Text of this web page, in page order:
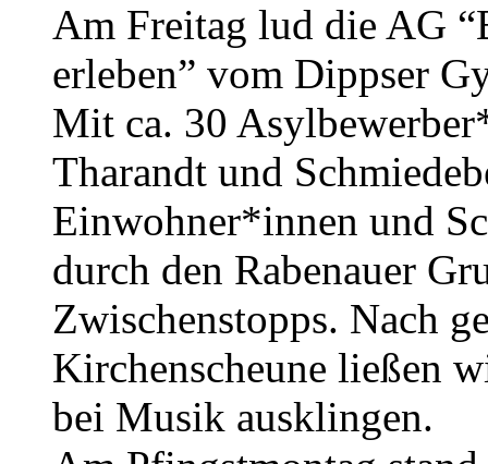
Am Freitag lud die AG
erleben” vom Dippser
Mit ca. 30
Tharandt und
Einwohner*innen und
durch den Rabenauer
Zwischenstopps. Nach
Kirchenscheune ließen
bei Musik ausklingen.